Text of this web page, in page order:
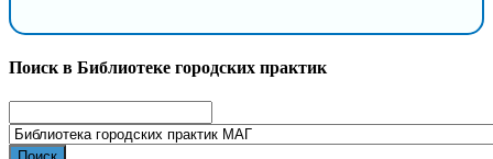
Поиск в Библиотеке городских практик
for: